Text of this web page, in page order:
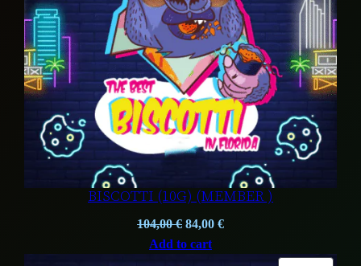
BISCOTTI (10G) (MEMBER )
104,00€ Original
price
84,00 €Current
Add to cart